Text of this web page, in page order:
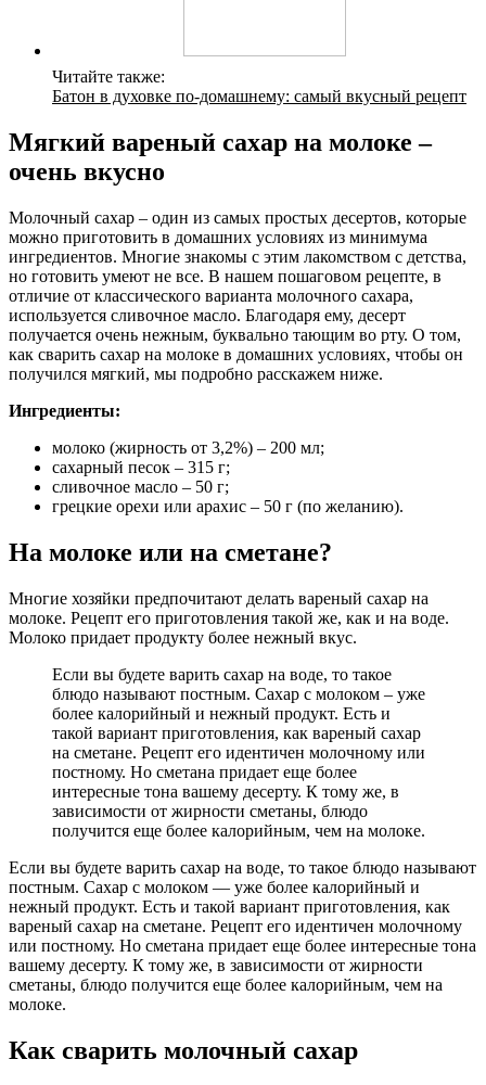
Читайте также:
Батон в духовке по-домашнему: самый вкусный рецепт
Мягкий вареный сахар на молоке –
очень вкусно
Молочный сахар – один из самых простых десертов, которые
можно приготовить в домашних условиях из минимума
ингредиентов. Многие знакомы с этим лакомством с детства,
но готовить умеют не все. В нашем пошаговом рецепте, в
отличие от классического варианта молочного сахара,
используется сливочное масло. Благодаря ему, десерт
получается очень нежным, буквально тающим во рту. О том,
как сварить сахар на молоке в домашних условиях, чтобы он
получился мягкий, мы подробно расскажем ниже.
Ингредиенты:
молоко (жирность от 3,2%) – 200 мл;
сахарный песок – 315 г;
сливочное масло – 50 г;
грецкие орехи или арахис – 50 г (по желанию).
На молоке или на сметане?
Многие хозяйки предпочитают делать вареный сахар на
молоке. Рецепт его приготовления такой же, как и на воде.
Молоко придает продукту более нежный вкус.
Если вы будете варить сахар на воде, то такое
блюдо называют постным. Сахар с молоком – уже
более калорийный и нежный продукт. Есть и
такой вариант приготовления, как вареный сахар
на сметане. Рецепт его идентичен молочному или
постному. Но сметана придает еще более
интересные тона вашему десерту. К тому же, в
зависимости от жирности сметаны, блюдо
получится еще более калорийным, чем на молоке.
Если вы будете варить сахар на воде, то такое блюдо называют
постным. Сахар с молоком — уже более калорийный и
нежный продукт. Есть и такой вариант приготовления, как
вареный сахар на сметане. Рецепт его идентичен молочному
или постному. Но сметана придает еще более интересные тона
вашему десерту. К тому же, в зависимости от жирности
сметаны, блюдо получится еще более калорийным, чем на
молоке.
Как сварить молочный сахар